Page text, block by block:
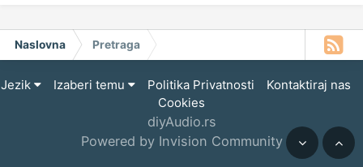
d...
Naslovna Pretraga
Jezik Izaberi temu Politika Privatnosti
Kontaktiraj nas
Cookies
diyAudio.rs
Powered by Invision Community